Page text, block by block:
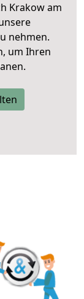
Krakow am
nehmen.
um Ihren